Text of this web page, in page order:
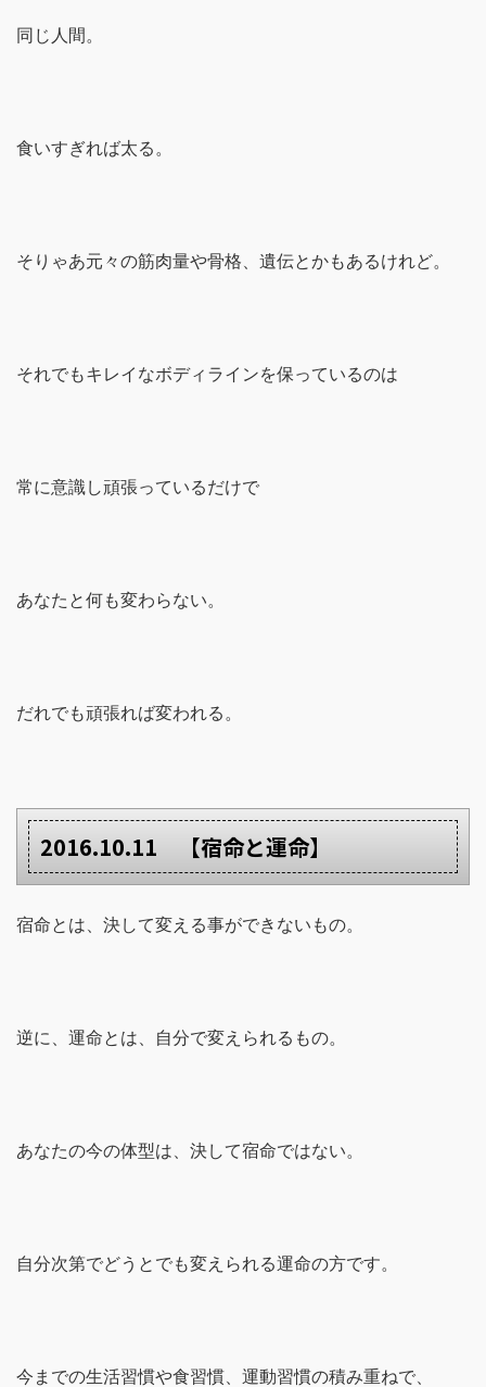
同じ人間。
食いすぎれば太る。
そりゃあ元々の筋肉量や骨格、遺伝とかもあるけれど。
それでもキレイなボディラインを保っているのは
常に意識し頑張っているだけで
あなたと何も変わらない。
だれでも頑張れば変われる。
2016.10.11 【宿命と運命】
宿命とは、決して変える事ができないもの。
逆に、運命とは、自分で変えられるもの。
あなたの今の体型は、決して宿命ではない。
自分次第でどうとでも変えられる運命の方です。
今までの生活習慣や食習慣、運動習慣の積み重ねで、